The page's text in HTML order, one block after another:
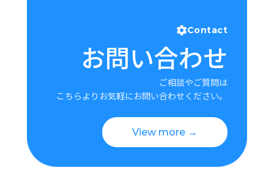
Contact
お問い合わせ
ご相談やご質問は
こちらよりお気軽にお問い合わせください。
View more →